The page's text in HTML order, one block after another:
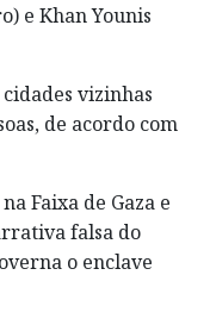
e Khan Younis
vizinhas
de acordo com
Faixa de Gaza e
falsa do
o enclave